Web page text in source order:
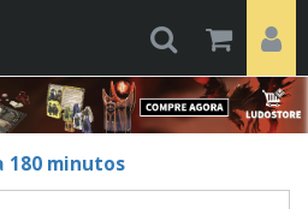
180 minutos